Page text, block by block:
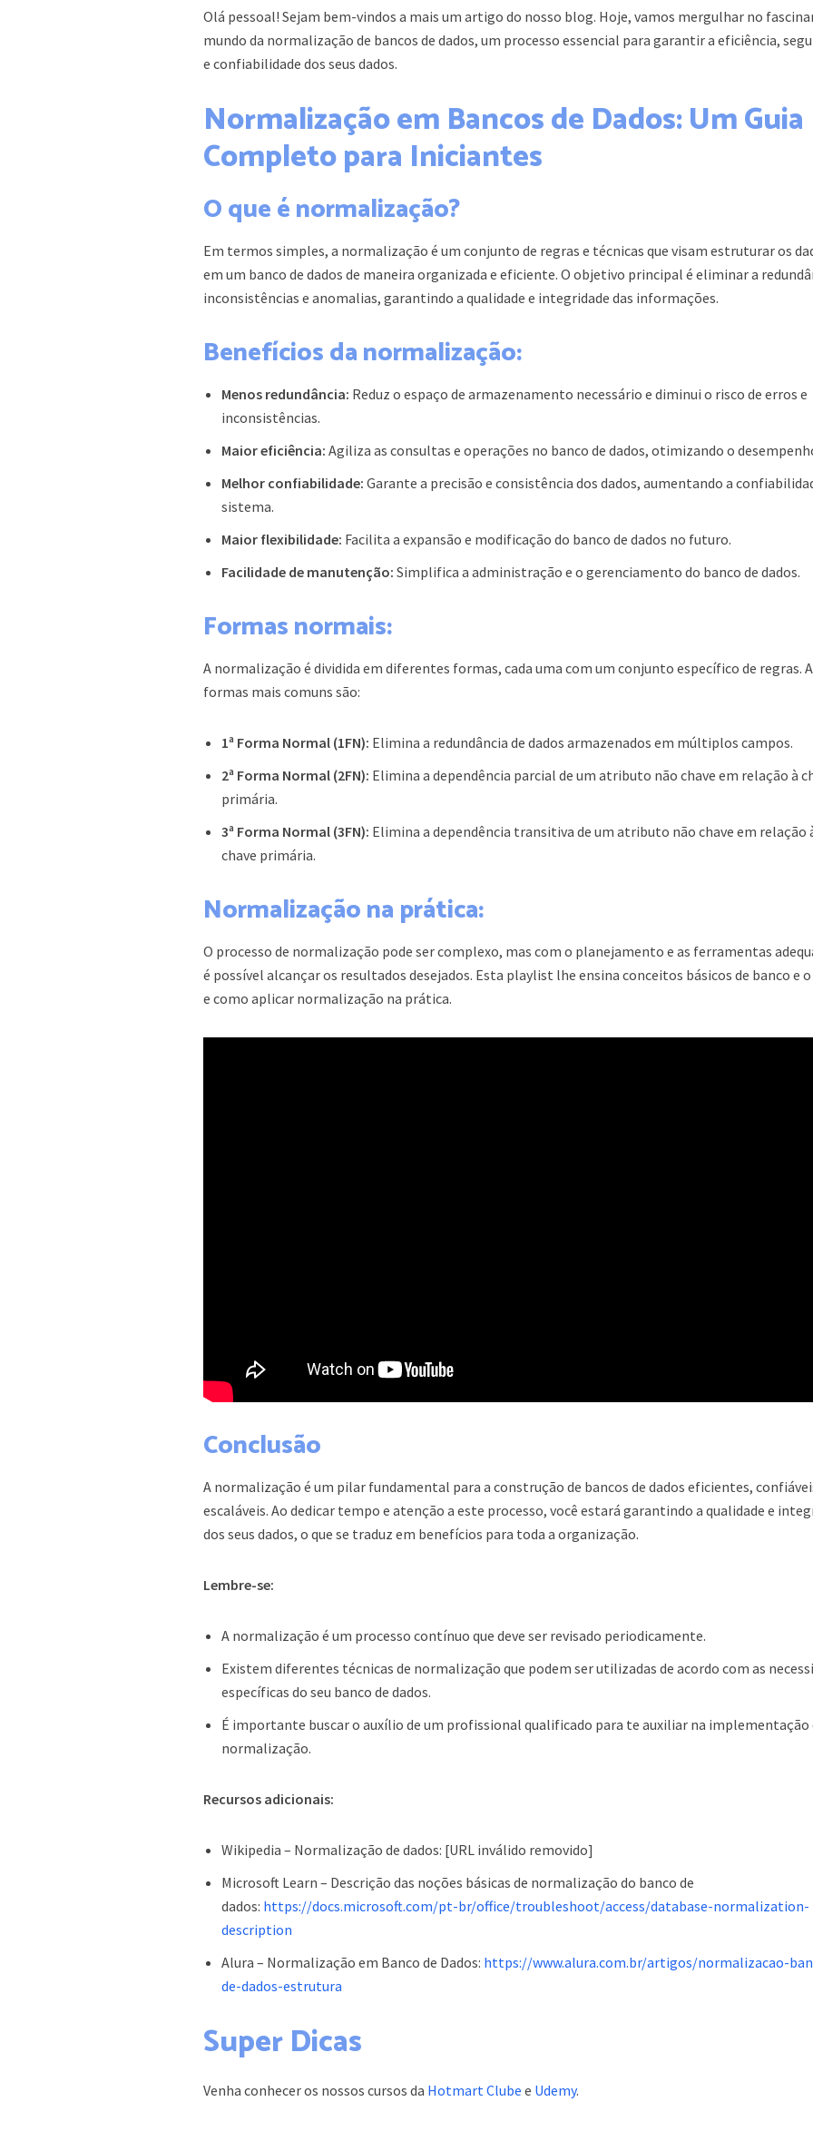
Olá pessoal! Sejam bem-vindos a mais um artigo do nosso blog. Hoje, vamos mergulhar no
mundo da normalização de bancos de dados, um processo essencial para garantir a eficiência,
e confiabilidade dos seus dados.
Normalização em Bancos de Dados: Um Guia
Completo para Iniciantes
O que é normalização?
Em termos simples, a normalização é um conjunto de regras e técnicas que visam estruturar os
em um banco de dados de maneira organizada e eficiente. O objetivo principal é eliminar a
inconsistências e anomalias, garantindo a qualidade e integridade das informações.
Benefícios da normalização:
Menos redundância: Reduz o espaço de armazenamento necessário e diminui o risco de erros e
inconsistências.
Maior eficiência: Agiliza as consultas e operações no banco de dados, otimizando o
Melhor confiabilidade: Garante a precisão e consistência dos dados, aumentando a
sistema.
Maior flexibilidade: Facilita a expansão e modificação do banco de dados no futuro.
Facilidade de manutenção: Simplifica a administração e o gerenciamento do banco de dados.
Formas normais:
A normalização é dividida em diferentes formas, cada uma com um conjunto específico de regras.
formas mais comuns são:
1ª Forma Normal (1FN): Elimina a redundância de dados armazenados em múltiplos campos.
2ª Forma Normal (2FN): Elimina a dependência parcial de um atributo não chave em relação à
primária.
3ª Forma Normal (3FN): Elimina a dependência transitiva de um atributo não chave em relação
chave primária.
Normalização na prática:
O processo de normalização pode ser complexo, mas com o planejamento e as ferramentas
é possível alcançar os resultados desejados. Esta playlist lhe ensina conceitos básicos de banco e o
e como aplicar normalização na prática.
Conclusão
A normalização é um pilar fundamental para a construção de bancos de dados eficientes,
escaláveis. Ao dedicar tempo e atenção a este processo, você estará garantindo a qualidade e
dos seus dados, o que se traduz em benefícios para toda a organização.
Lembre-se:
A normalização é um processo contínuo que deve ser revisado periodicamente.
Existem diferentes técnicas de normalização que podem ser utilizadas de acordo com as
específicas do seu banco de dados.
É importante buscar o auxílio de um profissional qualificado para te auxiliar na implementação
normalização.
Recursos adicionais:
Wikipedia – Normalização de dados: [URL inválido removido]
Microsoft Learn – Descrição das noções básicas de normalização do banco de
dados: https://docs.microsoft.com/pt-br/office/troubleshoot/access/database-normalization-
description
Alura – Normalização em Banco de Dados: https://www.alura.com.br/artigos/normalizacao-
de-dados-estrutura
Super Dicas
Venha conhecer os nossos cursos da Hotmart Clube e Udemy.